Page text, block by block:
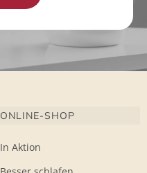
ONLINE-SHOP
In Aktion